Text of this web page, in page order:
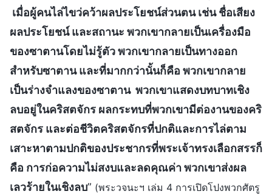
เมื่อผู้คนไล่ไขว่คว้าผลประโยชน์ส่วนตน เช่น ชื่อเสียง
ผลประโยชน์ และสถานะ พวกเขากลายเป็นเครื่องมือ
ของซาตานโดยไม่รู้ตัว พวกเขากลายเป็นทางออก
สำหรับซาตาน และที่มากกว่านั้นก็คือ พวกเขากลาย
เป็นร่างจำแลงของซาตาน พวกเขาแสดงบทบาทเชิง
ลบอยู่ในคริสตจักร ผลกระทบที่พวกเขามีต่องานของคริ
สตจักร และต่อชีวิตคริสตจักรที่ปกติและการไล่ตาม
เสาะหาตามปกติของประชากรที่พระเจ้าทรงเลือกสรรก็
คือ การก่อความไม่สงบและลดคุณค่า พวกเขาส่งผล
เลวร้ายในเชิงลบ” (พระวจนะฯ เล่ม 4 การเปิดโปงพวกศัตรู